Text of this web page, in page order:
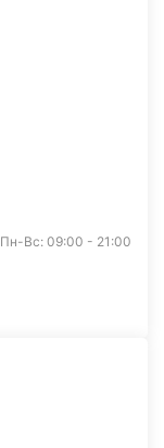
Пн-Вс: 09:00 - 21:00